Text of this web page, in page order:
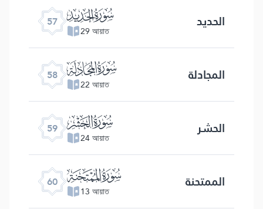
57 ﯦ
29 আয়াত الحدید
58 ﯧ
22 আয়াত المجادلة
59 ﯨ
24 আয়াত الحشر
60 ﯩ
13 আয়াত الممتحنة